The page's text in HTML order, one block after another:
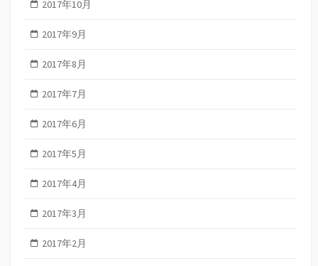
2017年10月
2017年9月
2017年8月
2017年7月
2017年6月
2017年5月
2017年4月
2017年3月
2017年2月